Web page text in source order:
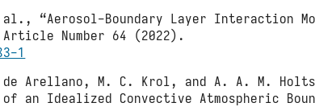
“Aerosol-Boundary Layer Interaction
Number 64 (2022).
1
Arellano, M. C. Krol, and A. A. M.
an Idealized Convective Atmospheric